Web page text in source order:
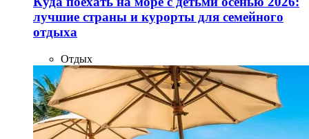
лучшие страны и курорты для семейного
отдыха
Отдых